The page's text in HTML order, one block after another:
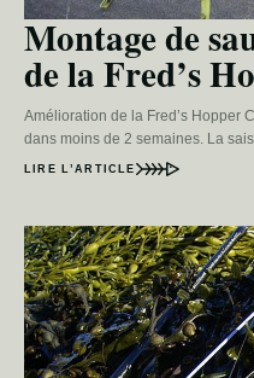
Montage de
de la Fred’s
Amélioration de la Fred’s Hopper
dans moins de 2 semaines. La
LIRE L’ARTICLE